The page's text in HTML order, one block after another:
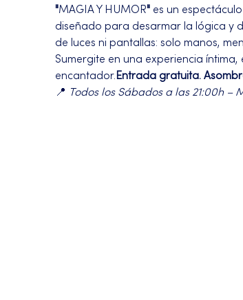
"MAGIA Y HUMOR" es un
diseñado para desarmar la lógica y
de luces ni pantallas: solo manos,
Sumergite en una experiencia
encantador. Entrada gratuita.
📍 Todos los Sábados a las 21:00h –